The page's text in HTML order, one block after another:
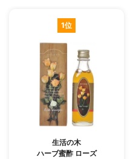
1位
生活の木
ハーブ蜜酢 ローズ